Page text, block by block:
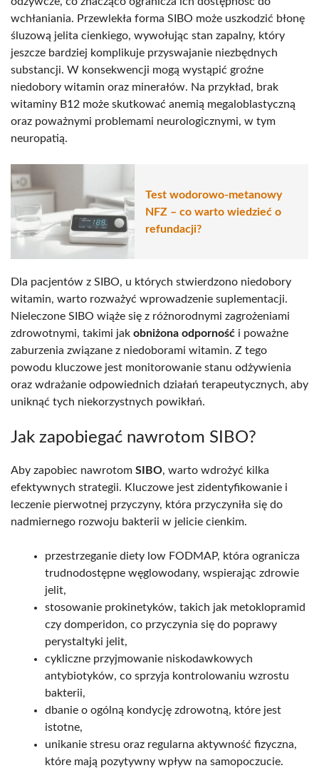
wchłaniania. Przewlekła forma SIBO może uszkodzić błonę
śluzową jelita cienkiego, wywołując stan zapalny, który
jeszcze bardziej komplikuje przyswajanie niezbędnych
substancji. W konsekwencji mogą wystąpić groźne
niedobory witamin oraz minerałów. Na przykład, brak
witaminy B12 może skutkować anemią megaloblastyczną
oraz poważnymi problemami neurologicznymi, w tym
neuropatią.
Test wodorowo-metanowy
NFZ – co warto wiedzieć o
refundacji?
Dla pacjentów z SIBO, u których stwierdzono niedobory
witamin, warto rozważyć wprowadzenie suplementacji.
Nieleczone SIBO wiąże się z różnorodnymi zagrożeniami
zdrowotnymi, takimi jak obniżona odporność i poważne
zaburzenia związane z niedoborami witamin. Z tego
powodu kluczowe jest monitorowanie stanu odżywienia
oraz wdrażanie odpowiednich działań terapeutycznych, aby
uniknąć tych niekorzystnych powikłań.
Jak zapobiegać nawrotom SIBO?
Aby zapobiec nawrotom SIBO, warto wdrożyć kilka
efektywnych strategii. Kluczowe jest zidentyfikowanie i
leczenie pierwotnej przyczyny, która przyczyniła się do
nadmiernego rozwoju bakterii w jelicie cienkim.
przestrzeganie diety low FODMAP, która ogranicza
trudnodostępne węglowodany, wspierając zdrowie
jelit,
stosowanie prokinetyków, takich jak metoklopramid
czy domperidon, co przyczynia się do poprawy
perystaltyki jelit,
cykliczne przyjmowanie niskodawkowych
antybiotyków, co sprzyja kontrolowaniu wzrostu
bakterii,
dbanie o ogólną kondycję zdrowotną, które jest
istotne,
unikanie stresu oraz regularna aktywność fizyczna,
które mają pozytywny wpływ na samopoczucie.